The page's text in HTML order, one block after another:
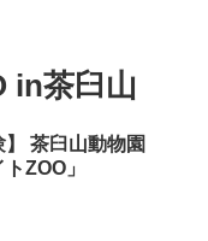
in茶臼山
】 茶臼山動物園
ZOO」